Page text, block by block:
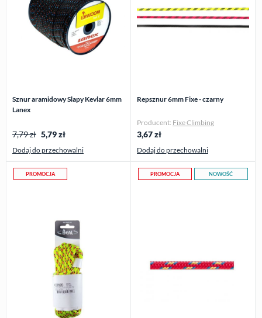
Sznur aramidowy Slapy Kevlar 6mm
Lanex
7,79 zł 5,79zł
Dodaj do przechowalni
Repsznur 6mm Fixe - czarny
Producent: Fixe Climbing
3,67zł
Dodaj do przechowalni
PROMOCJA PROMOCJA NOWOŚĆ